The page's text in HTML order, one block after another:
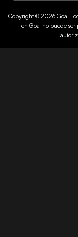
Copyright © 2026 Goal
en Goal no puede ser